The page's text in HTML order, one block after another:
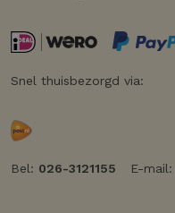
Snel thuisbezorgd via:
Bel: 026-3121155 E-mail: